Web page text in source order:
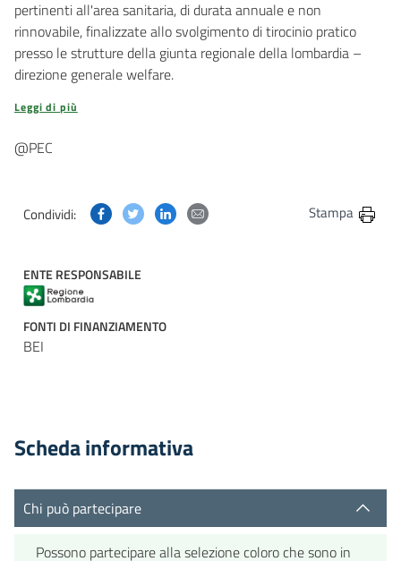
pertinenti all'area sanitaria, di durata annuale e non
rinnovabile, finalizzate allo svolgimento di tirocinio pratico
presso le strutture della giunta regionale della lombardia –
direzione generale welfare.
Leggi di più
@PEC
Condividi: Condividi questa pagina su Facebook
Condividi questa pagina su Twitter
Condividi questa pagina su Linkedin
Condividi questa pagina via
Stampa
ENTE RESPONSABILE
FONTI DI FINANZIAMENTO
BEI
Scheda informativa
Chi può partecipare
Possono partecipare alla selezione coloro che sono in